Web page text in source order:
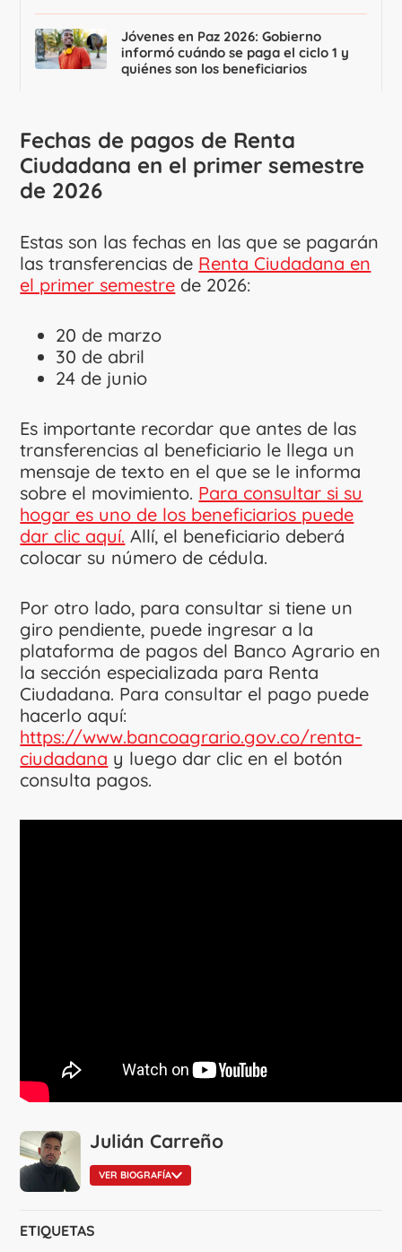
Jóvenes en Paz 2026: Gobierno
informó cuándo se paga el ciclo 1 y
quiénes son los beneficiarios
Fechas de pagos de Renta
Ciudadana en el primer semestre
de 2026
Estas son las fechas en las que se pagarán
las transferencias de Renta Ciudadana en
el primer semestre de 2026:
20 de marzo
30 de abril
24 de junio
Es importante recordar que antes de las
transferencias al beneficiario le llega un
mensaje de texto en el que se le informa
sobre el movimiento. Para consultar si su
hogar es uno de los beneficiarios puede
dar clic aquí. Allí, el beneficiario deberá
colocar su número de cédula.
Por otro lado, para consultar si tiene un
giro pendiente, puede ingresar a la
plataforma de pagos del Banco Agrario en
la sección especializada para Renta
Ciudadana. Para consultar el pago puede
hacerlo aquí:
https://www.bancoagrario.gov.co/renta-
ciudadana y luego dar clic en el botón
consulta pagos.
Julián Carreño
VER BIOGRAFÍA
ETIQUETAS